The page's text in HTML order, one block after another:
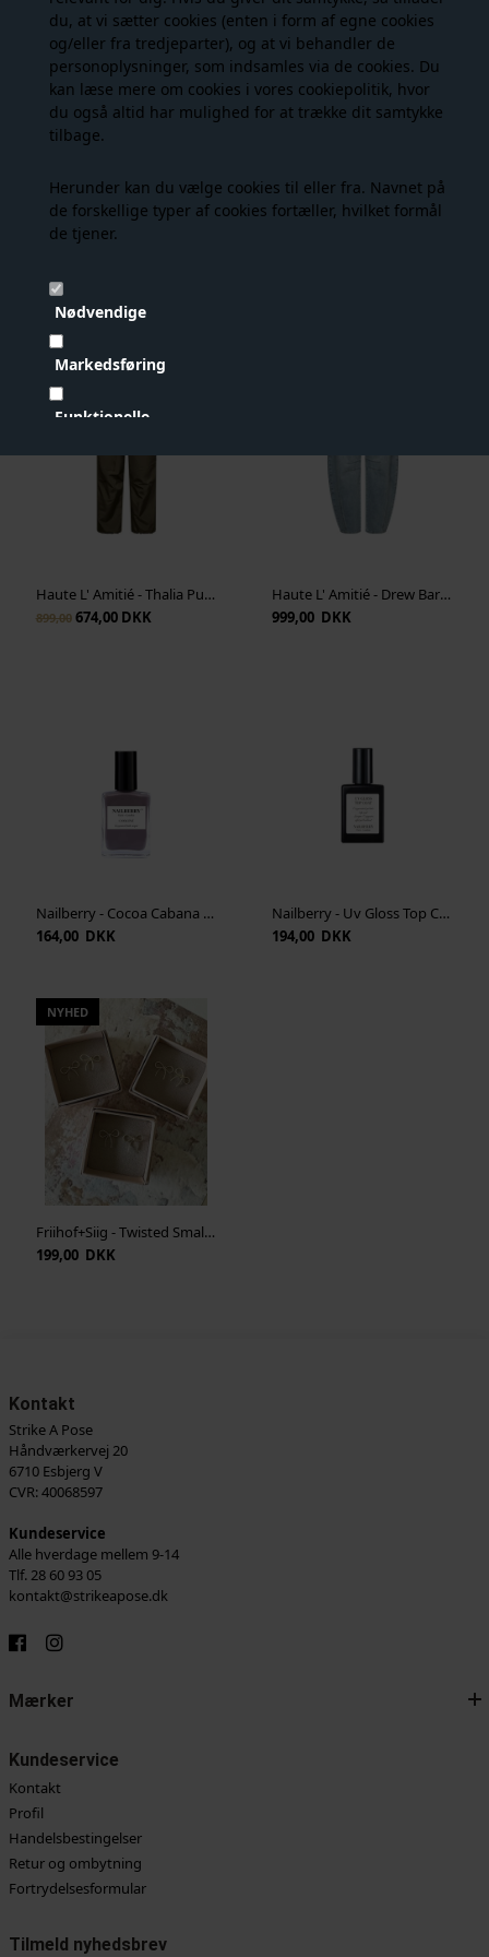
du, at vi sætter cookies (enten i form af egne cookies
og/eller fra tredjeparter), og at vi behandler de
personoplysninger, som indsamles via de cookies. Du
kan læse mere om cookies i vores cookiepolitik, hvor
du også altid har mulighed for at trække dit samtykke
tilbage.
Herunder kan du vælge cookies til eller fra. Navnet på
de forskellige typer af cookies fortæller, hvilket formål
de tjener.
Nødvendige
Markedsføring
Funktionelle
NYHED
699,00 DKK
- 25%
Haute L' Amitié - Thalia Pull On Trouser - Army
899,00674,00 DKK
Haute L' Amitié - Drew Barrel Panel Jeans - Bleached Denim
999,00 DKK
Nailberry - Cocoa Cabana 15 ml - Oxygenated Creamy Light Taupe
164,00 DKK
Nailberry - Uv Gloss Top Coat 15 ml - Transparent
194,00 DKK
NYHED
Friihof+Siig - Twisted Small Bow - Guld
199,00 DKK
Kontakt
Strike A Pose
Håndværkervej 20
6710 Esbjerg V
CVR: 40068597
Kundeservice
Alle hverdage mellem 9-14
Tlf. 28 60 93 05
kontakt@strikeapose.dk
Mærker
Kundeservice
Kontakt
Profil
Handelsbestingelser
Retur og ombytning
Fortrydelsesformular
Tilmeld nyhedsbrev